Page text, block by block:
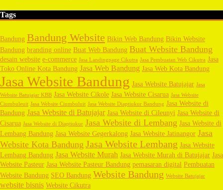
Tags
Bandung Bandung Website Bikin Web Bandung Bikin Website
Bandung branding online Buat Web Bandung Buat Website Bandung
desain website e-commerce Jasa Landingpage Cikutra Jasa Pembuatan Web Cikutra Jasa
Toko Online Kota Bandung Jasa Web Bandung Jasa Web Kota Bandung
Jasa Website Bandung Jasa Website Batujajar Jasa
Website Batujajar KBB Jasa Website Cikole Jasa Website Cisarua Jasa Website
Ciumbuleuit Jasa Website Ciumbuluit Jasa Website Diaptiukur Bandung Jasa Website di
Bandung Jasa Website di Batujajar Jasa Website di Cileunyi Jasa Website di
Cisarua Jasa Website di Diaptiukur Jasa Website di Lembang Jasa Website di
Lembang Bandung Jasa Website Gegerkalong Jasa Website Jatinangor Jasa
Website Kota Bandung Jasa Website Lembang Jasa Website
Lembang Bandung Jasa Website Murah Jasa Website Murah di Batujajar Jasa
Website Pasteur Jasa Website Pasteur Bandung pemasaran digital Pembuatan
Website Bandung SEO Bandung Website Bandung Website Batujajar
website bisnis Website Cikutra